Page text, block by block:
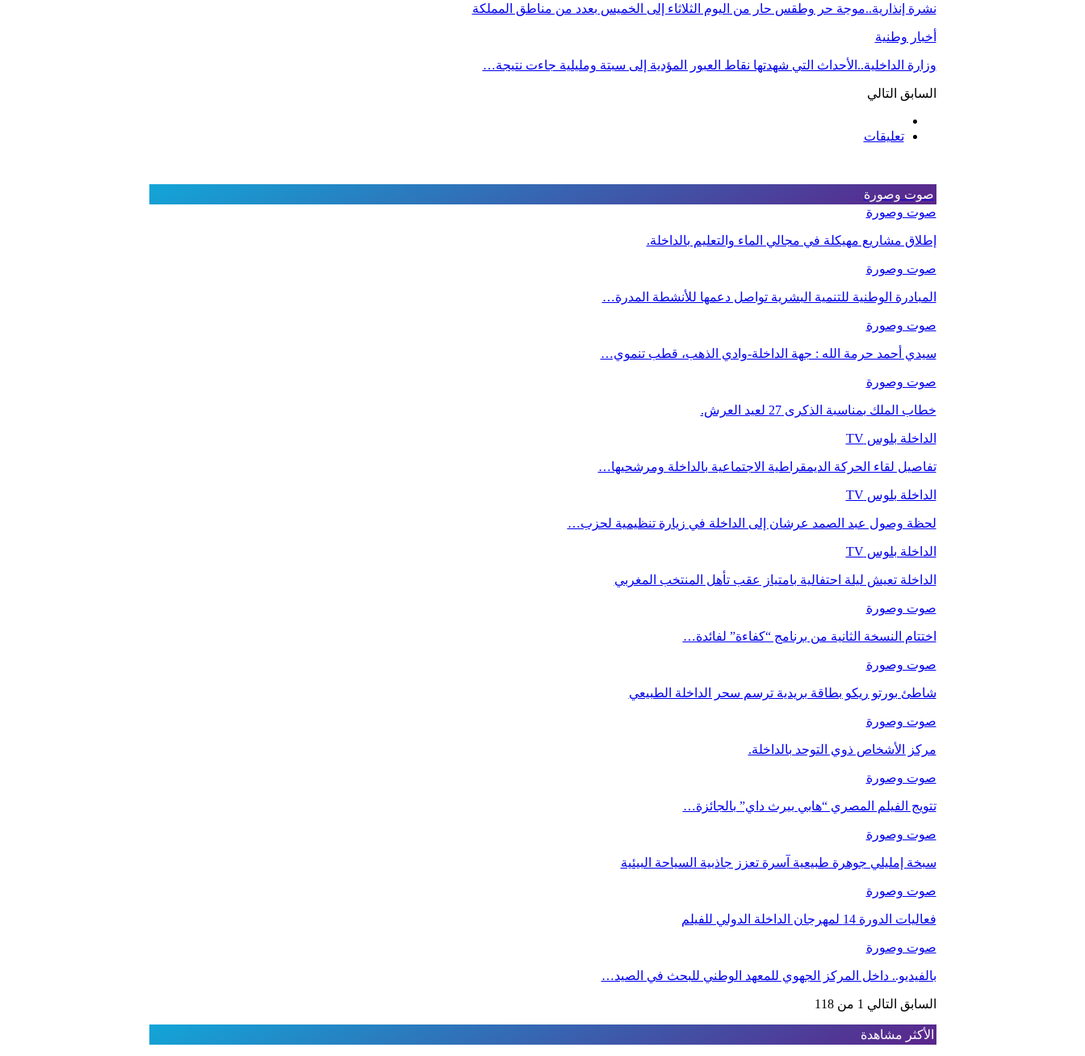
نشرة إنذارية..موجة حر وطقس حار من اليوم الثلاثاء إلى الخميس بعدد من مناطق المملكة
أخبار وطنية
وزارة الداخلية..الأحداث التي شهدتها نقاط العبور المؤدية إلى سبتة ومليلية جاءت نتيجة…
السابق التالي
تعليقات
صوت وصورة
صوت وصورة
إطلاق مشاريع مهيكلة في مجالي الماء والتعليم بالداخلة.
صوت وصورة
المبادرة الوطنية للتنمية البشرية تواصل دعمها للأنشطة المدرة…
صوت وصورة
سيدي أحمد حرمة الله : جهة الداخلة-وادي الذهب، قطب تنموي…
صوت وصورة
خطاب الملك بمناسبة الذكرى 27 لعيد العرش.
الداخلة بلوس TV
تفاصيل لقاء الحركة الديمقراطية الاجتماعية بالداخلة ومرشحيها…
الداخلة بلوس TV
لحظة وصول عبد الصمد عرشان إلى الداخلة في زيارة تنظيمية لحزب…
الداخلة بلوس TV
الداخلة تعيش ليلة احتفالية بامتياز عقب تأهل المنتخب المغربي
صوت وصورة
اختتام النسخة الثانية من برنامج “كفاءة” لفائدة…
صوت وصورة
شاطئ بورتو ريكو بطاقة بريدية ترسم سحر الداخلة الطبيعي
صوت وصورة
مركز الأشخاص ذوي التوحد بالداخلة.
صوت وصورة
تتويج الفيلم المصري “هابي بيرث داي” بالجائزة…
صوت وصورة
سبخة إمليلي جوهرة طبيعية آسرة تعزز جاذبية السياحة البيئية
صوت وصورة
فعاليات الدورة 14 لمهرجان الداخلة الدولي للفيلم
صوت وصورة
بالفيديو.. داخل المركز الجهوي للمعهد الوطني للبحث في الصيد…
السابق التالي 1 من 118
الأكثر مشاهدة